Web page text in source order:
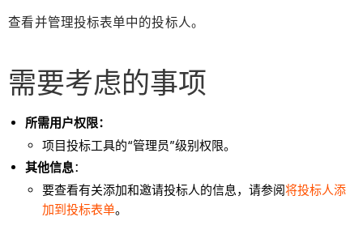
查看并管理投标表单中的投标人。
需要考虑的事项
所需用户权限：
项目投标工具的“管理员”级别权限。
其他信息：
要查看有关添加和邀请投标人的信息，请参阅将投标人添
加到投标表单。